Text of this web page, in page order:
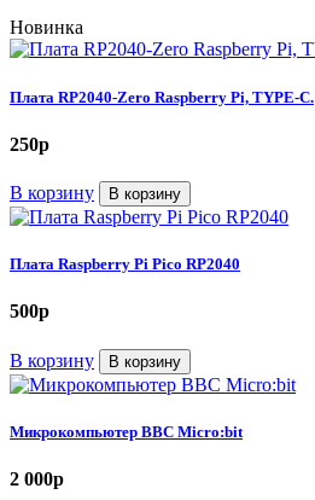
Новинка
Плата RP2040-Zero Raspberry Pi, TYPE-C.
250p
В корзину В корзину
Плата Raspberry Pi Pico RP2040
500p
В корзину В корзину
Микрокомпьютер ВВС Micro:bit
2 000p